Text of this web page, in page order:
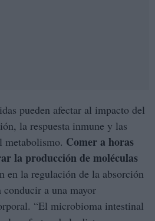
pueden afectar al impacto del
la respuesta inmune y las
metabolismo. Comer a horas
la producción de moléculas
en la regulación de la absorción
a una mayor
“El microbioma intestinal